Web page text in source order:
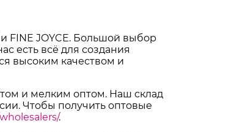
FINE JOYCE. Большой выбор
есть всё для создания
высоким качеством и
и мелким оптом. Наш склад
Чтобы получить оптовые
.